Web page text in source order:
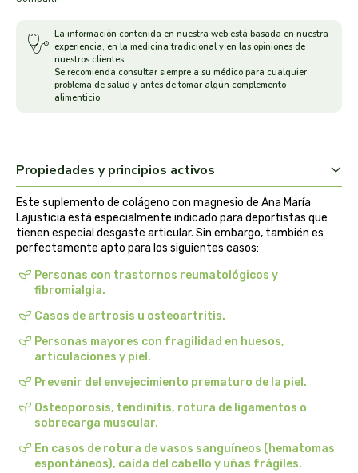
La información contenida en nuestra web está basada en nuestra
experiencia, en la medicina tradicional y en las opiniones de
nuestros clientes.
Se recomienda consultar siempre a su médico para cualquier
problema de salud y antes de tomar algún complemento
alimenticio.
Propiedades y principios activos
Este suplemento de colágeno con magnesio de Ana María
Lajusticia está especialmente indicado para deportistas que
tienen especial desgaste articular. Sin embargo, también es
perfectamente apto para los siguientes casos:
Personas con trastornos reumatológicos y
fibromialgia.
Casos de artrosis u osteoartritis.
Personas mayores con fragilidad en huesos,
articulaciones y piel.
Prevenir del envejecimiento prematuro de la piel.
Osteoporosis, tendinitis, rotura de ligamentos o
sobrecarga muscular.
En casos de rotura de vasos sanguíneos (hematomas
espontáneos), caída del cabello y uñas frágiles.
arteoliva
artesania agricola
bach original
banban
bauck hof
bellsola
ben&anna
biarritz
bifemme